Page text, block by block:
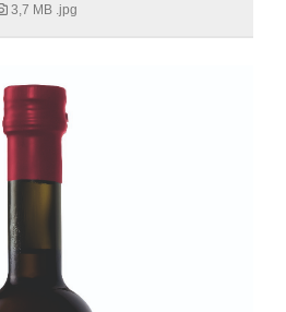
3,7 MB .jpg